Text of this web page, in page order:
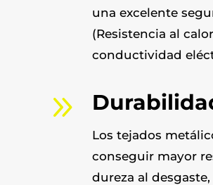
una excelente
(Resistencia al
conductividad
9
Los tejados
conseguir mayor
dureza al desgaste,